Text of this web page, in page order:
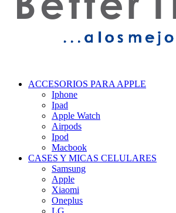
ACCESORIOS PARA APPLE
Iphone
Ipad
Apple Watch
Airpods
Ipod
Macbook
CASES Y MICAS CELULARES
Samsung
Apple
Xiaomi
Oneplus
LG